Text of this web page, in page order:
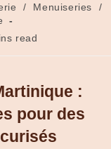
/ Menuiseries
/
read
:
pour des